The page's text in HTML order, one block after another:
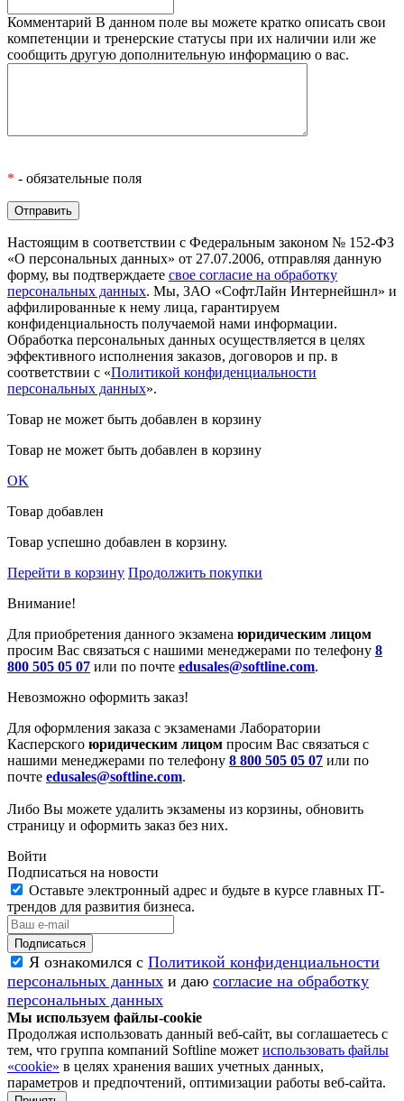
Комментарий В данном поле вы можете кратко описать свои
компетенции и тренерские статусы при их наличии или же
сообщить другую дополнительную информацию о вас.
* - обязательные поля
Настоящим в соответствии с Федеральным законом № 152-ФЗ
«О персональных данных» от 27.07.2006, отправляя данную
форму, вы подтверждаете свое согласие на обработку
персональных данных. Мы, ЗАО «СофтЛайн Интернейшнл» и
аффилированные к нему лица, гарантируем
конфиденциальность получаемой нами информации.
Обработка персональных данных осуществляется в целях
эффективного исполнения заказов, договоров и пр. в
соответствии с «Политикой конфиденциальности
персональных данных».
Товар не может быть добавлен в корзину
Товар не может быть добавлен в корзину
OK
Товар добавлен
Товар успешно добавлен в корзину.
Перейти в корзину Продолжить покупки
Внимание!
Для приобретения данного экзамена юридическим лицом
просим Вас связаться с нашими менеджерами по телефону 8
800 505 05 07 или по почте edusales@softline.com.
Невозможно оформить заказ!
Для оформления заказа с экзаменами Лаборатории
Касперского юридическим лицом просим Вас связаться с
нашими менеджерами по телефону 8 800 505 05 07 или по
почте edusales@softline.com.
Либо Вы можете удалить экзамены из корзины, обновить
страницу и оформить заказ без них.
Войти
Подписаться на новости
Оставьте электронный адрес и будьте в курсе главных IT-
трендов для развития бизнеса.
Я ознакомился с Политикой конфиденциальности
персональных данных и даю согласие на обработку
персональных данных
Мы используем файлы-cookie
Продолжая использовать данный веб-сайт, вы соглашаетесь с
тем, что группа компаний Softline может использовать файлы
«cookie» в целях хранения ваших учетных данных,
параметров и предпочтений, оптимизации работы веб-сайта.